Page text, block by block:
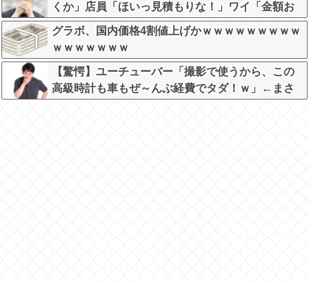
くか」店員「ほいっ見積もりな！」ワイ「金額お
かしくね？」←お前らもそう思うよな？？？？？
グラボ、国内価格4割値上げかｗｗｗｗｗｗｗｗｗ
ｗｗｗｗｗｗｗ
【驚愕】ユーチューバー「撮影で使うから、この
高級時計も車もぜ～んぶ経費でタダ！ｗ」←まさ